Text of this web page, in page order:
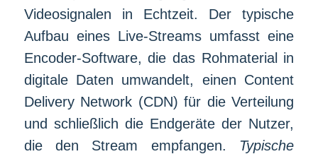
Videosignalen in Echtzeit. Der typische
Aufbau eines Live-Streams umfasst eine
Encoder-Software, die das Rohmaterial in
digitale Daten umwandelt, einen Content
Delivery Network (CDN) für die Verteilung
und schließlich die Endgeräte der Nutzer,
die den Stream empfangen. Typische